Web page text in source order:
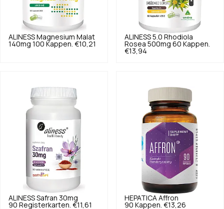
ALINESS Magnesium Malat
140mg 100 Kappen. €10,21
ALINESS 5.0 Rhodiola
Rosea 500mg 60 Kappen.
€13,94
ALINESS Safran 30mg
90 Registerkarten. €11,61
HEPATICA Affron
90 Kappen. €13,26